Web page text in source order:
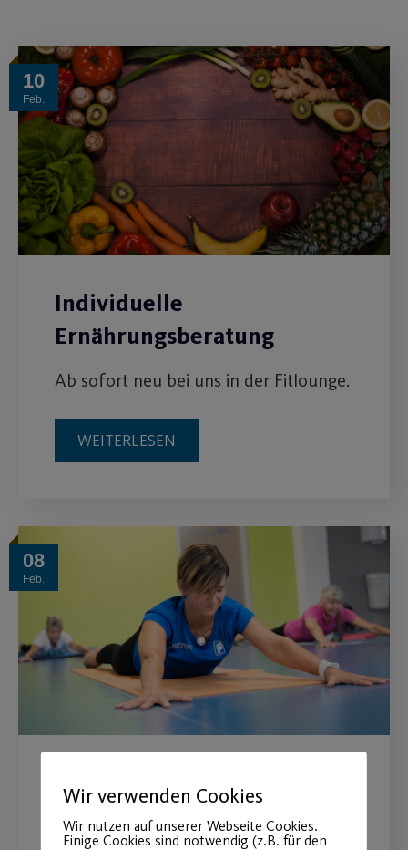
10
Feb.
Individuelle
Ernährungsberatung
Ab sofort neu bei uns in der Fitlounge.
WEITERLESEN
08
Feb.
Digitaler Gesundheitstag
Gesund, agil und entspannt bleiben.
Wir verwenden Cookies
Wir nutzen auf unserer Webseite Cookies.
Einige Cookies sind notwendig (z.B. für den